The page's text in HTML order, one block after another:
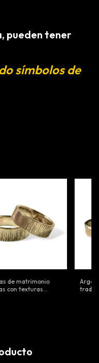
pueden tener
símbolos de
de matrimonio
con texturas